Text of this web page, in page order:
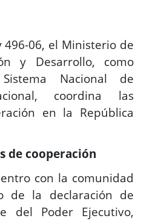
06, el Ministerio de
y Desarrollo, como
Nacional de
coordina las
en la República
de cooperación
con la comunidad
de la declaración de
del Poder Ejecutivo,